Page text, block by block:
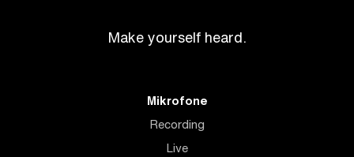
Make yourself heard.
Mikrofone
Recording
Live